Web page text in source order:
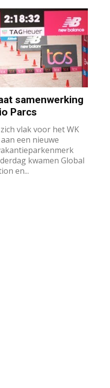
samenwerking
Parcs
vlak voor het WK
een nieuwe
kwamen Global
en...